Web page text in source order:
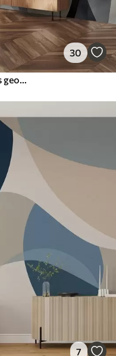
30
Arte moderno abstracto de formas geométricas texturadas en tonos marrones, grises y beige
7